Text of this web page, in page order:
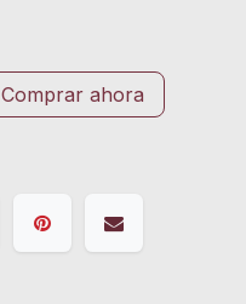
Comprar ahora